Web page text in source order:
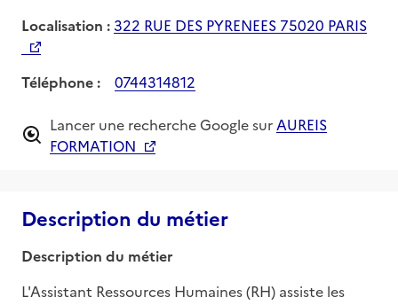
Localisation :322 RUE DES PYRENEES 75020 PARIS
Téléphone : 0744314812
Lancer une recherche Google sur AUREIS
FORMATION
Description du métier
Description du métier
L'Assistant Ressources Humaines (RH) assiste les